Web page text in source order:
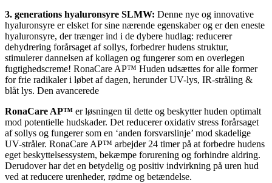
3. generations hyaluronsyre SLMW: Denne nye og innovative
hyaluronsyre er elsket for sine nærende egenskaber og er den eneste
hyaluronsyre, der trænger ind i de dybere hudlag: reducerer
dehydrering forårsaget af sollys, forbedrer hudens struktur,
stimulerer dannelsen af kollagen og fungerer som en overlegen
fugtighedscreme! RonaCare AP™ Huden udsættes for alle former
for frie radikaler i løbet af dagen, herunder UV-lys, IR-stråling &
blåt lys. Den avancerede
RonaCare AP™ er løsningen til dette og beskytter huden optimalt
mod potentielle hudskader. Det reducerer oxidativ stress forårsaget
af sollys og fungerer som en ‘anden forsvarslinje’ mod skadelige
UV-stråler. RonaCare AP™ arbejder 24 timer på at forbedre hudens
eget beskyttelsessystem, bekæmpe forurening og forhindre aldring.
Derudover har det en betydelig og positiv indvirkning på uren hud
ved at reducere urenheder, rødme og betændelse.